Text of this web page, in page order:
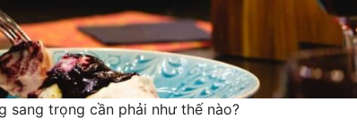
sang trọng cần phải như thế nào?